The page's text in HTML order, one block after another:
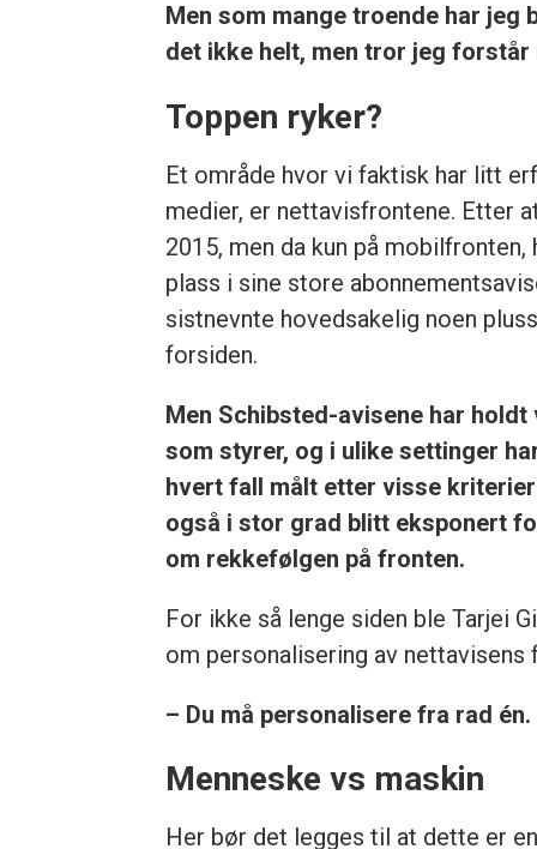
Men som mange troende har
det ikke helt, men tror jeg forstår
Toppen ryker?
Et område hvor vi faktisk har litt
medier, er nettavisfrontene. Etter
2015, men da kun på
plass i sine store
sistnevnte hovedsakelig noen
forsiden.
Men Schibsted-avisene har
som styrer, og i ulike settinger
hvert fall målt etter visse
også i stor grad blitt eksponert
om rekkefølgen på fronten.
For ikke så lenge siden ble Tarjei
om personalisering av nettavisens
– Du må personalisere fra rad
Menneske vs maskin
Her bør det legges til at dette er